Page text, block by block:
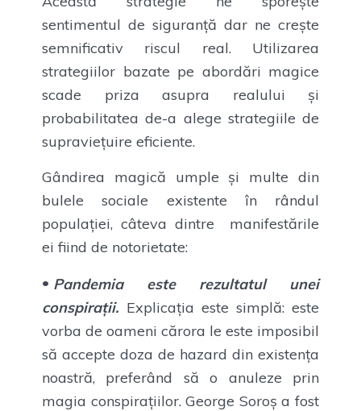
sentimentul de siguranță dar ne crește
semnificativ riscul real. Utilizarea
strategiilor bazate pe abordări magice
scade priza asupra realului și
probabilitatea de-a alege strategiile de
supraviețuire eficiente.
Gândirea magică umple și multe din
bulele sociale existente în rândul
populației, câteva dintre manifestările
ei fiind de notorietate:
Pandemia este rezultatul unei
conspirații. Explicația este simplă: este
vorba de oameni cărora le este imposibil
să accepte doza de hazard din existența
noastră, preferând să o anuleze prin
magia conspirațiilor. George Soroș a fost